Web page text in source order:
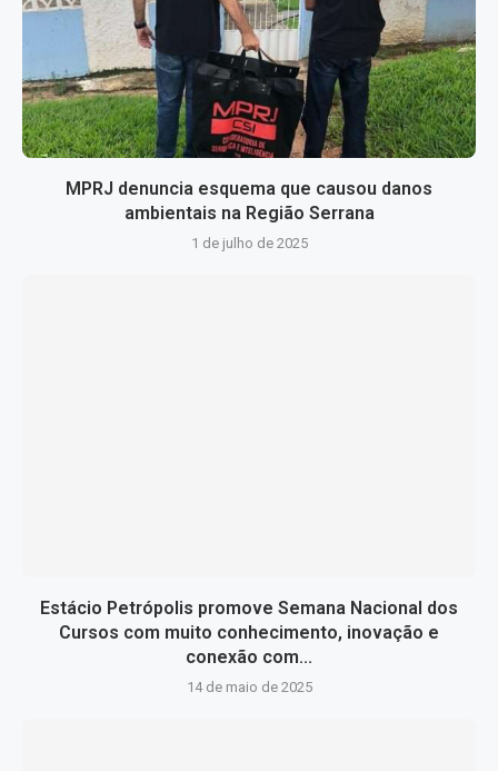
MPRJ denuncia esquema que causou danos
ambientais na Região Serrana
1 de julho de 2025
Estácio Petrópolis promove Semana Nacional dos
Cursos com muito conhecimento, inovação e
conexão com...
14 de maio de 2025